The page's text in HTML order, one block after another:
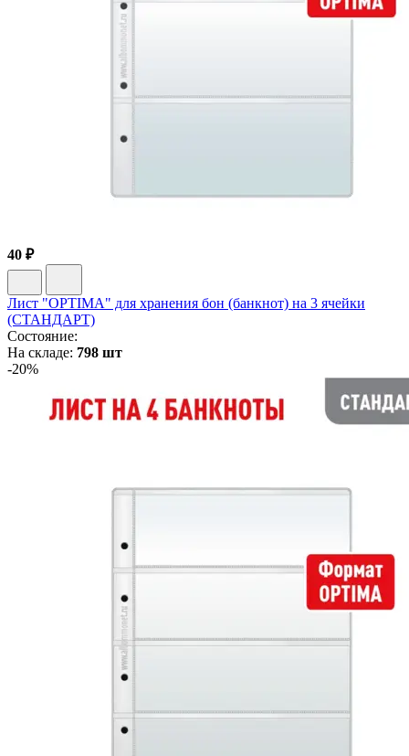
40 ₽
Лист "OPTIMA" для хранения бон (банкнот) на 3 ячейки
(СТАНДАРТ)
Состояние:
На складе: 798 шт
-20%